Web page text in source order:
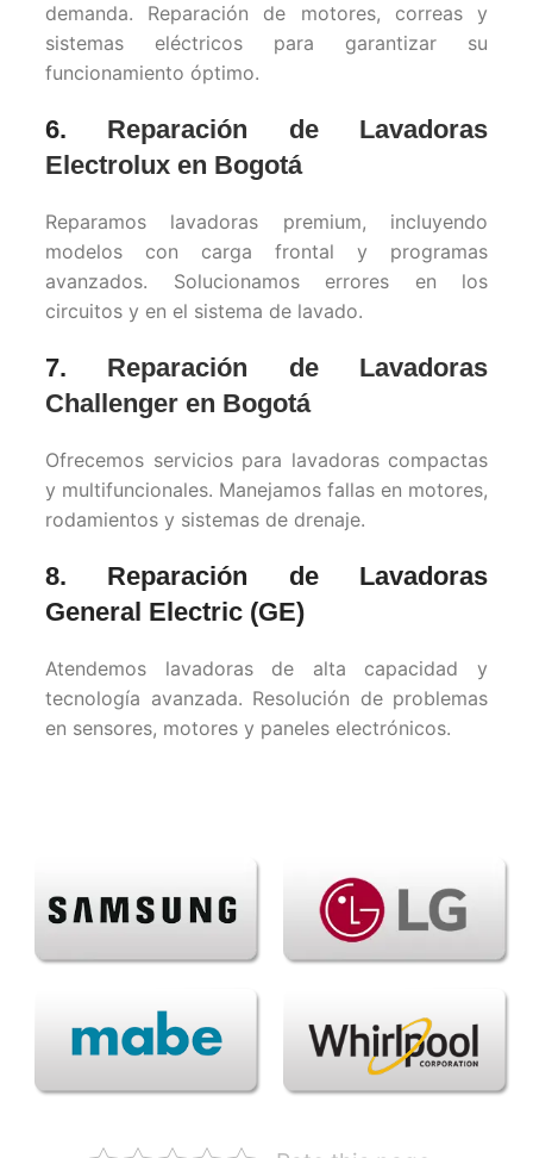
demanda. Reparación de motores, correas y
sistemas eléctricos para garantizar su
funcionamiento óptimo.
6. Reparación de Lavadoras
Electrolux en Bogotá
Reparamos lavadoras premium, incluyendo
modelos con carga frontal y programas
avanzados. Solucionamos errores en los
circuitos y en el sistema de lavado.
7. Reparación de Lavadoras
Challenger en Bogotá
Ofrecemos servicios para lavadoras compactas
y multifuncionales. Manejamos fallas en motores,
rodamientos y sistemas de drenaje.
8. Reparación de Lavadoras
General Electric (GE)
Atendemos lavadoras de alta capacidad y
tecnología avanzada. Resolución de problemas
en sensores, motores y paneles electrónicos.